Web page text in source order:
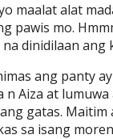
maalat alat
pawis mo.
dinidilaan ang
ang panty
n Aiza at
gatas. Maitim
sa isang